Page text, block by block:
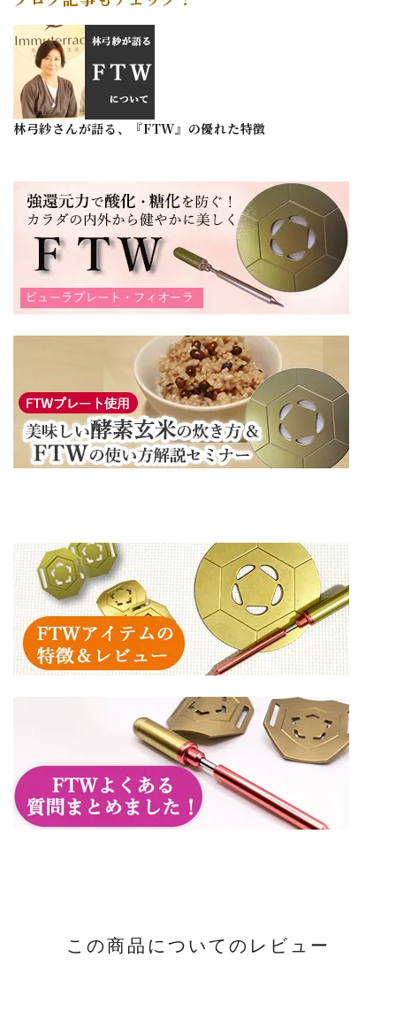
林弓紗さんが語る、『FTW』の優れた特徴
この商品についてのレビュー